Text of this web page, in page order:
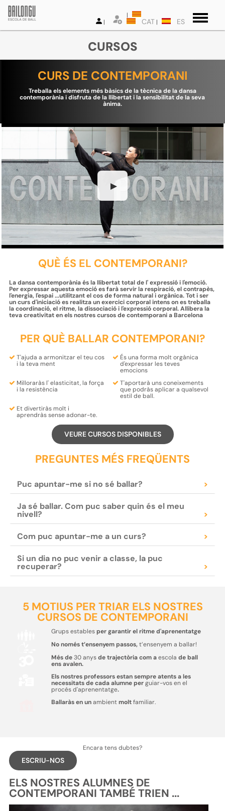
CAT ES
CURSOS
CURS DE CONTEMPORANI
Treballa els elements més bàsics de la tècnica de la dansa
contemporània i disfruta de la llibertat i la sensibilitat de la seva
ànima.
▶
QUÈ ÉS EL CONTEMPORANI?
La dansa contemporània és la llibertat total de l' expressió i l'emoció.
Per expressar aquesta emoció es farà servir la respiració, el contrapès,
l'energia, l'espai ...utilitzant el cos de forma natural i orgànica. Tot i ser
un curs d'iniciació es realitza un exercici corporal intens on es treballa
la coordinació, el ritme, la dissociació i l'expressió corporal. Allibera la
teva creativitat en els nostres cursos de contemporani a Barcelona
PER QUÈ BALLAR CONTEMPORANI?
T'ajuda a armonitzarel teu cos
i la teva ment
És una forma moltorgànica
d'expressarles teves
emocions
Milloraràs l'elasticitat, la força
i la resistència
T'aportarà uns coneixements
quepodràs aplicar a qualsevol
estil de ball.
Et divertiràs molt i
aprendràssense adonar-te.
VEURE CURSOS DISPONIBLES
PREGUNTES MÉS FREQÜENTS
Puc apuntar-me si no sé ballar? >
Ja sé ballar. Com puc saber quin és el meu
nivell? >
Com puc apuntar-me a un curs? >
Si un dia no puc venir a classe, la puc
recuperar? >
5 MOTIUS PER TRIAR ELS NOSTRES
CURSOS DE CONTEMPORANI
Grups establesper garantir el ritme d'aprenentatge
No només t’ensenyem passos,t’ensenyem a ballar!
Més de30 anysde trajectòria com aescola de ball
ens avalen.
Els nostres professors estan sempre atents a les
necessitats de cada alumne perguiar-vos en el
procés d'aprenentatge.
Ballaràs en unambientmoltfamiliar.
Encara tens dubtes?
ESCRIU-NOS
ELS NOSTRES ALUMNES DE
CONTEMPORANI TAMBÉ TRIEN ...